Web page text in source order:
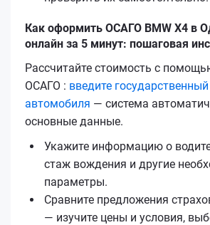
Как оформить ОСАГО BMW X4 в
онлайн за 5 минут: пошаговая
Рассчитайте стоимость с
ОСАГО : введите
автомобиля — система
основные данные.
Укажите информацию о
стаж вождения и другие
параметры.
Сравните предложения
— изучите цены и условия,